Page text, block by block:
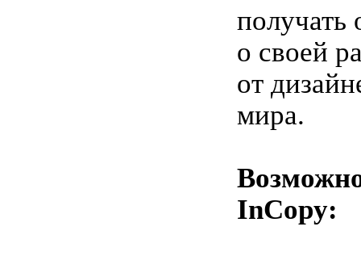
получать
о своей
от
мира.
InCopy: